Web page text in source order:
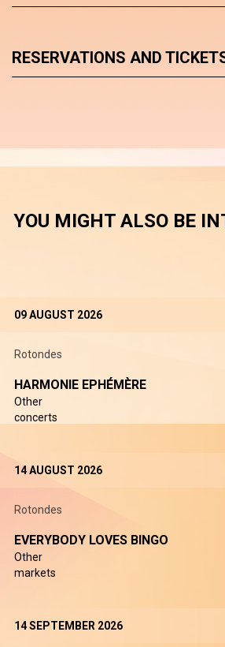
RESERVATIONS AND
YOU MIGHT ALSO BE
09 AUGUST 2026
Rotondes
HARMONIE EPHÉMÈRE
Other
concerts
14 AUGUST 2026
Rotondes
EVERYBODY LOVES BINGO
Other
markets
14 SEPTEMBER 2026